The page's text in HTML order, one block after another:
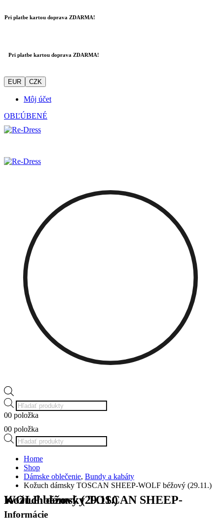
Pri platbe kartou doprava ZDARMA!
Pri platbe kartou doprava ZDARMA!
EUR CZK
Môj účet
OBĽÚBENÉ
Products
search
00 položka
00 položka
Products
search
Home
Shop
Dámske oblečenie, Bundy a kabáty
Kožuch dámsky TOSCAN SHEEP-WOLF béžový (29.11.)
Kožuch dámsky TOSCAN SHEEP-WOLF béžový (29.11.)
Informácie